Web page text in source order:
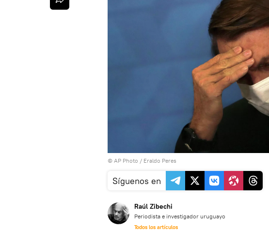
© AP Photo / Eraldo Peres
Síguenos en
Raúl Zibechi
Periodista e investigador uruguayo
Todos los artículos